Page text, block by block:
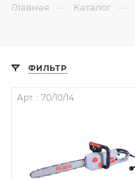
Главная — Каталог —
ФИЛЬТР
Арт. : 70/10/14